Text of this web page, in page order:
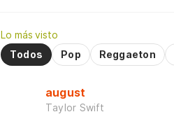
Lo más visto
Todos
Pop Reggaeton
august
Taylor Swift